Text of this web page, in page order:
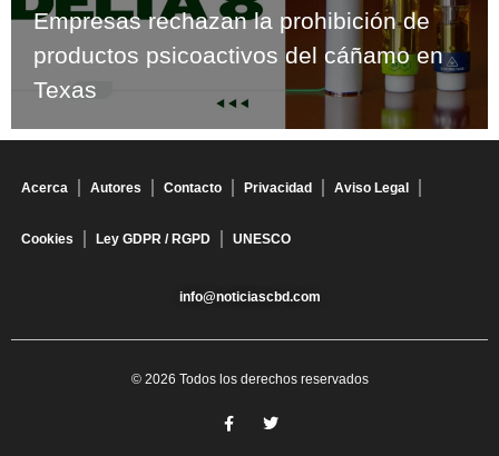
Empresas rechazan la prohibición de
productos psicoactivos del cáñamo en
Texas
Acerca Autores Contacto Privacidad Aviso Legal
Cookies Ley GDPR / RGPD UNESCO
info@noticiascbd.com
© 2026 Todos los derechos reservados